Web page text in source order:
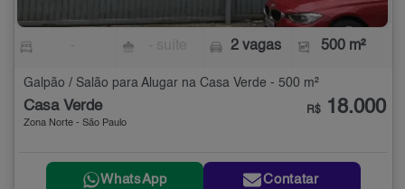
2 vagas 500 m²
Galpão / Salão para Alugar na Casa Verde - 500 m²
Casa Verde
Zona Norte - São Paulo
R$ 18.000
WhatsApp Contatar